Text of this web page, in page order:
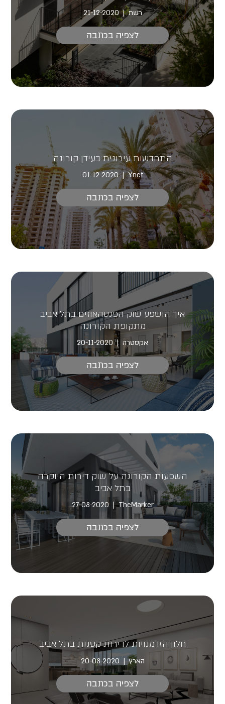
רשת 21-12-2020
לצפיה בכתבה
התחדשות עירונית בעידן קורונה
Ynet
01-12-2020
לצפיה בכתבה
איך הושפע שוק הפנטהאוזים בתל אביב
מתקופת הקורונה
אקסטרה 20-11-2020
לצפיה בכתבה
השפעות הקורונה על שוק דירות היוקרה
בתל אביב
TheMarker
27-08-2020
לצפיה בכתבה
חלון הזדמנויות לדירות קטנות בתל אביב
הארץ 20-08-2020
לצפיה בכתבה